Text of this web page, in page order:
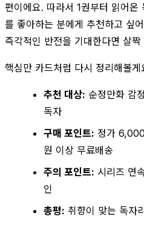
편이에요. 따라서 1권부터 읽어
를 좋아하는 분에게 추천하고 싶
즉각적인 반전을 기대한다면 살
핵심만 카드처럼 다시 정리해볼게
추천 대상: 순정만화 감
독자
구매 포인트: 정가
원 이상 무료배송
주의 포인트: 시리즈 연
인
총평: 취향이 맞는 독자